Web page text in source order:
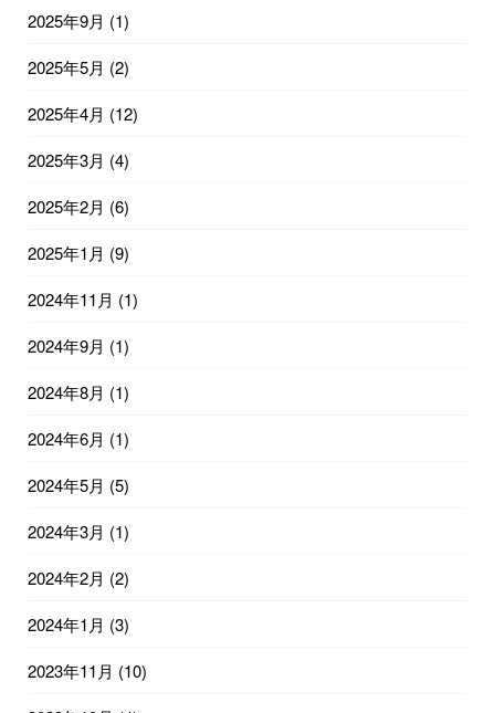
2025年9月 (1)
2025年5月 (2)
2025年4月 (12)
2025年3月 (4)
2025年2月 (6)
2025年1月 (9)
2024年11月 (1)
2024年9月 (1)
2024年8月 (1)
2024年6月 (1)
2024年5月 (5)
2024年3月 (1)
2024年2月 (2)
2024年1月 (3)
2023年11月 (10)